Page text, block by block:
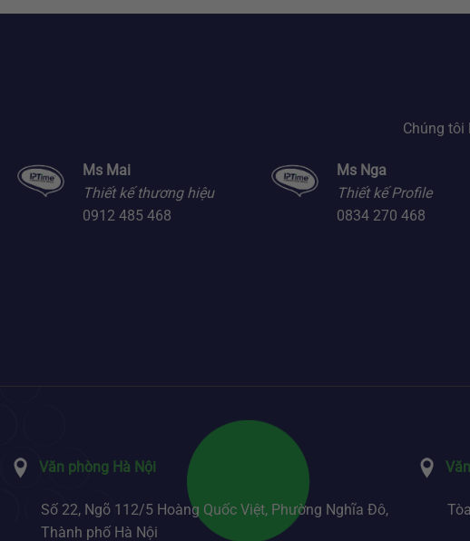
Chúng tôi
Ms Mai
Thiết kế thương hiệu
0912 485 468
Ms Nga
Thiết kế Profile
0834 270 468
Văn phòng Hà Nội
Số 22, Ngõ 112/5 Hoàng Quốc Việt, Phường Nghĩa Đô,
Thành phố Hà Nội